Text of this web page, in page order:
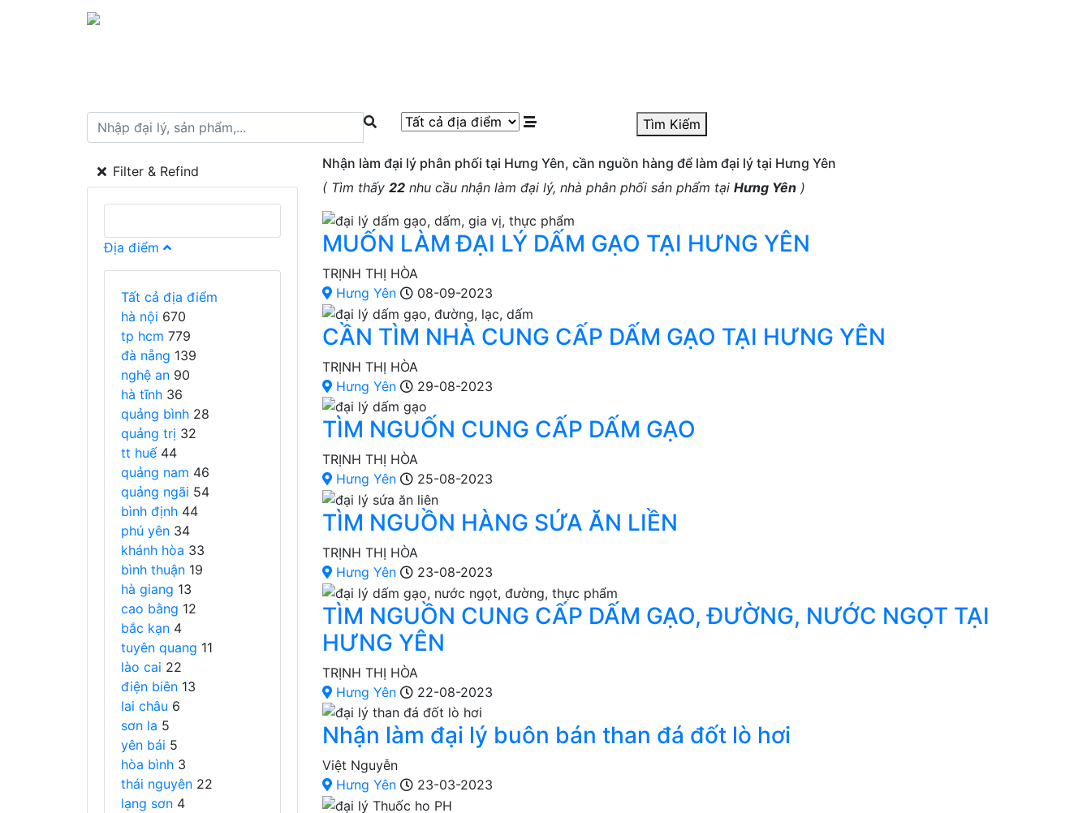
Tìm Kiếm
Filter & Refind
Địa điểm
Tất cả địa điểm
hà nội 670
tp hcm 779
đà nẵng 139
nghệ an 90
hà tĩnh 36
quảng bình 28
quảng trị 32
tt huế 44
quảng nam 46
quảng ngãi 54
bình định 44
phú yên 34
khánh hòa 33
bình thuận 19
hà giang 13
cao bằng 12
bắc kạn 4
tuyên quang 11
lào cai 22
điện biên 13
lai châu 6
sơn la 5
yên bái 5
hòa bình 3
thái nguyên 22
lạng sơn 4
Nhận làm đại lý phân phối tại Hưng Yên, cần nguồn hàng để làm đại lý tại Hưng Yên
( Tìm thấy 22 nhu cầu nhận làm đại lý, nhà phân phối sản phẩm tại Hưng Yên )
MUỐN LÀM ĐẠI LÝ DẤM GẠO TẠI HƯNG YÊN
TRỊNH THỊ HÒA
Hưng Yên
08-09-2023
CẦN TÌM NHÀ CUNG CẤP DẤM GẠO TẠI HƯNG YÊN
TRỊNH THỊ HÒA
Hưng Yên
29-08-2023
TÌM NGUỐN CUNG CẤP DẤM GẠO
TRỊNH THỊ HÒA
Hưng Yên
25-08-2023
TÌM NGUỒN HÀNG SỨA ĂN LIỀN
TRỊNH THỊ HÒA
Hưng Yên
23-08-2023
TÌM NGUỒN CUNG CẤP DẤM GẠO, ĐƯỜNG, NƯỚC NGỌT TẠI
HƯNG YÊN
TRỊNH THỊ HÒA
Hưng Yên
22-08-2023
Nhận làm đại lý buôn bán than đá đốt lò hơi
Việt Nguyễn
Hưng Yên
23-03-2023